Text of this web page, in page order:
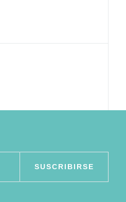
SUSCRIBIRSE